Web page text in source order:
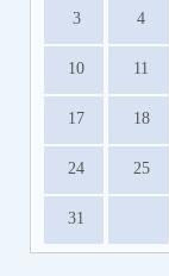
3 4
10 11
17 18
24 25
31